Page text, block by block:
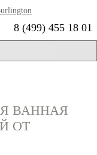
8 (499) 455 18 01
ВАННАЯ
ОТ